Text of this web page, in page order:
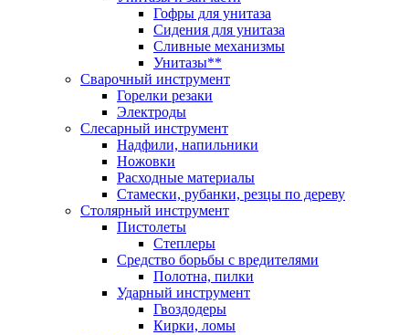
Гофры для унитаза
Сидения для унитаза
Сливные механизмы
Унитазы**
Сварочный инструмент
Горелки резаки
Электроды
Слесарный инструмент
Надфили, напильники
Ножовки
Расходные материалы
Стамески, рубанки, резцы по дереву
Столярный инструмент
Пистолеты
Степлеры
Средство борьбы с вредителями
Полотна, пилки
Ударный инструмент
Гвоздодеры
Кирки, ломы